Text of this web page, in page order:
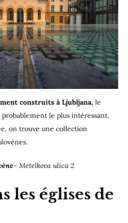
construits à Ljubljana, le
probablement le plus intéressant.
on trouve une collection
– Metelkova ulica 2
les églises de